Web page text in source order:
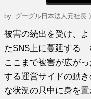
by グーグル日本法人元社長
被害の続出を受け、
たSNS上に蔓延する
ここまで被害が広が
する運営サイドの動
な状況の只中に身を